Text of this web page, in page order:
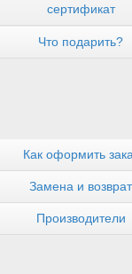
сертификат
Что подарить?
Как оформить
Замена и возврат
Производители